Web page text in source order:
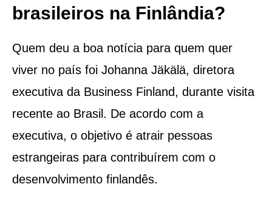
brasileiros na Finlândia?
Quem deu a boa notícia para quem quer
viver no país foi Johanna Jäkälä, diretora
executiva da Business Finland, durante visita
recente ao Brasil. De acordo com a
executiva, o objetivo é atrair pessoas
estrangeiras para contribuírem com o
desenvolvimento finlandês.